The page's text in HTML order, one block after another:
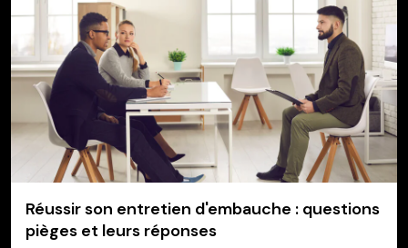
Réussir son entretien d'embauche : questions
pièges et leurs réponses